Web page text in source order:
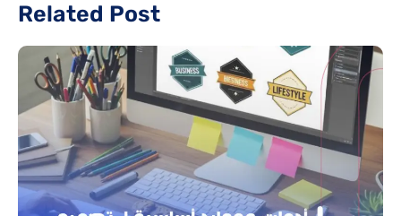
Related Post